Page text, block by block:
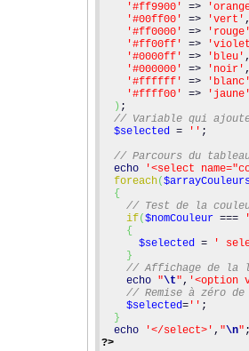
'#ff9900'
=>
'#00ff00'
=> 'vert'
'#ff0000'
=>
'#ff00ff'
=>
'#0000ff'
=> 'bleu'
'#000000'
=> 'noir'
'#ffffff'
=>
'#ffff00'
=>
) ;
// Variable qui
$selected = '' ;
// Parcours du
echo
'<select
foreach(
{
// Test de la
if($nomCouleur ===
{
$selected =
'
}
// Affichage de la
echo "\t", '<option
// Remise à zéro de
$selected= '' ;
}
echo
'</select>' , "\n"
?>